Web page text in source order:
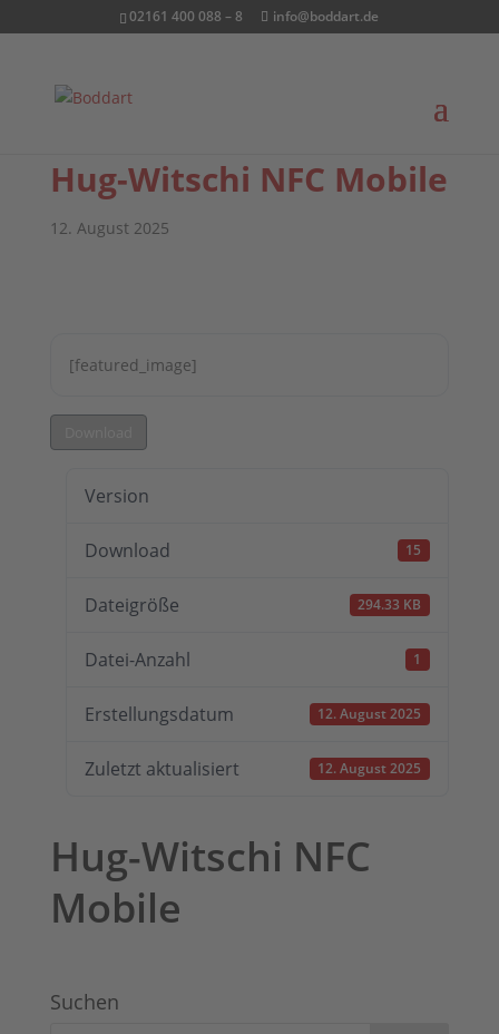
02161 400 088 – 8 info@boddart.de
Hug-Witschi NFC Mobile
12. August 2025
[featured_image]
Version
Download 15
Dateigröße 294.33 KB
Datei-Anzahl 1
Erstellungsdatum 12. August 2025
Zuletzt aktualisiert 12. August 2025
Hug-Witschi NFC
Mobile
Suchen